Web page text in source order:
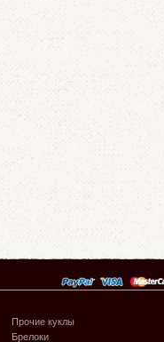
Прочие куклы
Брелоки